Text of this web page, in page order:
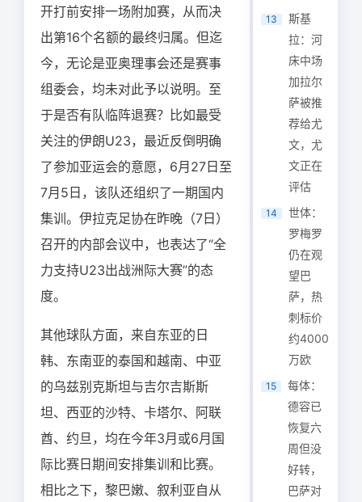
开打前安排一场附加赛，从而决
出第16个名额的最终归属。但迄
今，无论是亚奥理事会还是赛事
组委会，均未对此予以说明。至
于是否有队临阵退赛？比如最受
关注的伊朗U23，最近反倒明确
了参加亚运会的意愿，6月27日至
7月5日，该队还组织了一期国内
集训。伊拉克足协在昨晚（7日）
召开的内部会议中，也表达了“全
力支持U23出战洲际大赛”的态
度。
其他球队方面，来自东亚的日
韩、东南亚的泰国和越南、中亚
的乌兹别克斯坦与吉尔吉斯斯
坦、西亚的沙特、卡塔尔、阿联
酋、约旦，均在今年3月或6月国
际比赛日期间安排集训和比赛。
相比之下，黎巴嫩、叙利亚自从
13
斯基
拉：河
床中场
加拉尔
萨被推
荐给尤
文，尤
文正在
评估
14
世体：
罗梅罗
仍在观
望巴
萨，热
刺标价
约4000
万欧
15
每体：
德容已
恢复六
周但没
好转，
巴萨对